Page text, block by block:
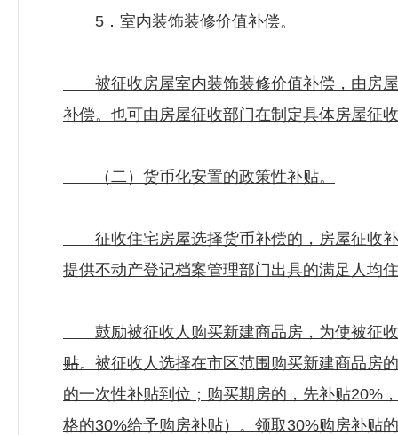
5．室内装饰装修价值补偿。
被征收房屋室内装饰装修价值补偿，由房屋
补偿。也可由房屋征收部门在制定具体房屋征
（二）货币化安置的政策性补贴。
征收住宅房屋选择货币补偿的，房屋征收补
提供不动产登记档案管理部门出具的满足人均
鼓励被征收人购买新建商品房，为使被征收
贴。被征收人选择在市区范围购买新建商品房
的一次性补贴到位；购买期房的，先补贴20%
格的30%给予购房补贴）。领取30%购房补贴